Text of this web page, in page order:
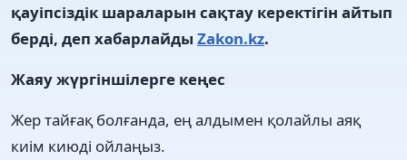
қауіпсіздік шараларын сақтау керектігін айтып
берді, деп хабарлайды Zakon.kz.
Жаяу жүргіншілерге кеңес
Жер тайғақ болғанда, ең алдымен қолайлы аяқ
киім киюді ойлаңыз.